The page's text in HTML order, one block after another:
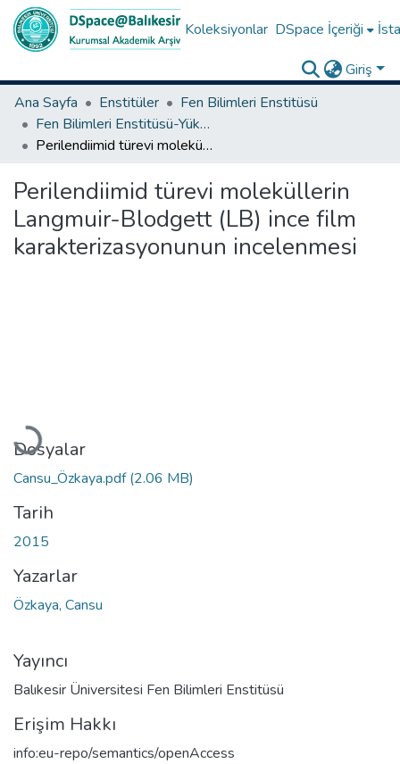
Koleksiyonlar DSpace İçeriği
Giriş
Ana Sayfa
Enstitüler
Fen Bilimleri Enstitüsü
Fen Bilimleri Enstitüsü-Yüksek Lisans Tezleri
Perilendiimid türevi moleküllerin Langmuir-Blodgett (LB) ince film karakterizasyonunun incelenmesi
Perilendiimid türevi moleküllerin
Langmuir-Blodgett (LB) ince film
karakterizasyonunun incelenmesi
Yükleniyor...
Dosyalar
Cansu_Özkaya.pdf(2.06 MB)
Tarih
2015
Yazarlar
Özkaya, Cansu
Yayıncı
Balıkesir Üniversitesi Fen Bilimleri Enstitüsü
Erişim Hakkı
info:eu-repo/semantics/openAccess